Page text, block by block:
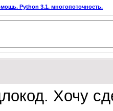
Python 3.1. многопоточность.
Хочу